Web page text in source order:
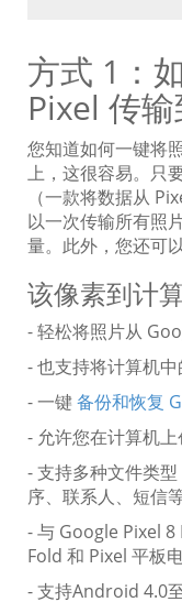
方式 1：
Pixel 传
您知道如何一键将
上，这很容易。只
（一款将数据从
以一次传输所有照
量。此外，您还可
该像素到计
- 轻松将照片从
- 也支持将计算机中
- 一键备份和恢复
- 允许您在计算机
- 支持多种文件类
序、联系人、短信等
- 与 Google Pixel
Fold 和 Pixel 平板
- 支持Android 4.0